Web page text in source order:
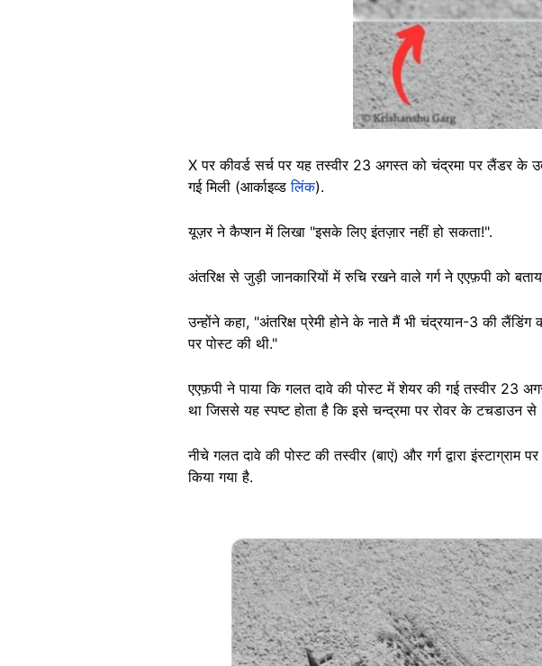
X पर कीवर्ड सर्च पर यह तस्वीर 23 अगस्त को चंद्रमा पर लैंडर के
गई मिली (आर्काइव्डलिंक).
यूज़र ने कैप्शन में लिखा "इसके लिए इंतज़ार नहीं हो सकता!".
अंतरिक्ष से जुड़ी जानकारियों में रुचि रखने वाले गर्ग ने एएफ़पी को
उन्होंने कहा, "अंतरिक्ष प्रेमी होने के नाते मैं भी चंद्रयान-3 की
पर पोस्ट की थी."
एएफ़पी ने पाया कि गलत दावे की पोस्ट में शेयर की गई तस्वीर 23
था जिससे यह स्पष्ट होता है कि इसे चन्द्रमा पर रोवर के
नीचे गलत दावे की पोस्ट की तस्वीर (बाएं) और गर्ग द्वारा इंस्टाग्राम
किया गया है.